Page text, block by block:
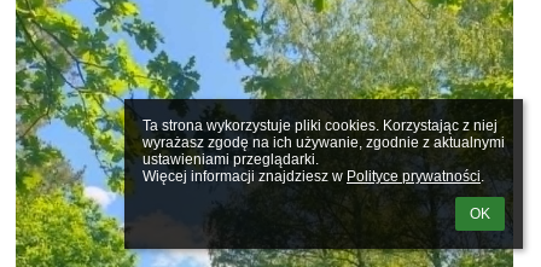
Ta strona wykorzystuje pliki cookies. Korzystając z niej
wyrażasz zgodę na ich używanie, zgodnie z aktualnymi
ustawieniami przeglądarki.
Więcej informacji znajdziesz w Polityce prywatności.
OK